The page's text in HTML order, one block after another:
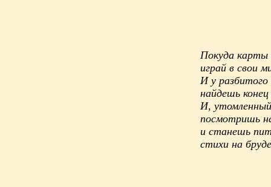
Покуда
играй в свои
И у
найдешь
И,
посмотришь
и станешь
стихи на